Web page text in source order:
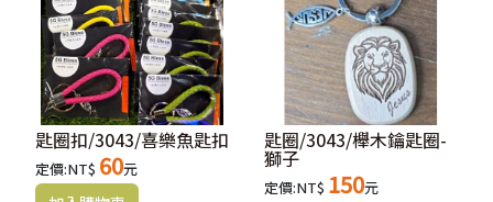
匙圈扣/3043/喜樂魚匙扣
定價:NT$ 60元
匙圈/3043/櫸木鑰匙圈-
獅子
定價:NT$ 150元